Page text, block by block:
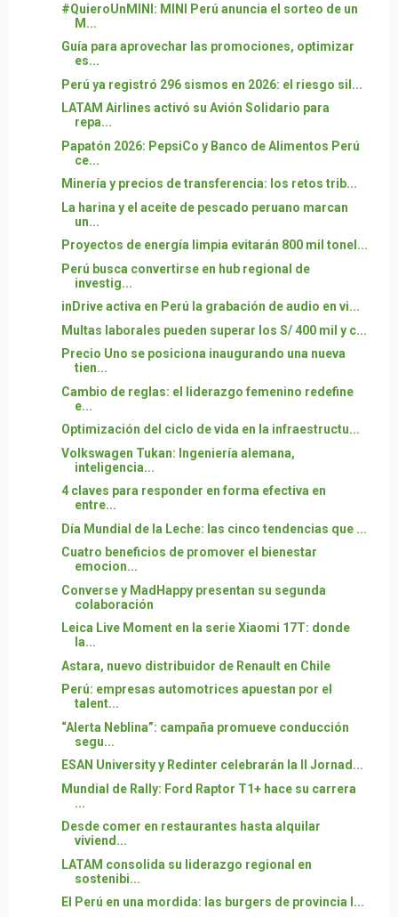
#QuieroUnMINI: MINI Perú anuncia el sorteo de un
M...
Guía para aprovechar las promociones, optimizar
es...
Perú ya registró 296 sismos en 2026: el riesgo sil...
LATAM Airlines activó su Avión Solidario para
repa...
Papatón 2026: PepsiCo y Banco de Alimentos Perú
ce...
Minería y precios de transferencia: los retos trib...
La harina y el aceite de pescado peruano marcan
un...
Proyectos de energía limpia evitarán 800 mil tonel...
Perú busca convertirse en hub regional de
investig...
inDrive activa en Perú la grabación de audio en vi...
Multas laborales pueden superar los S/ 400 mil y c...
Precio Uno se posiciona inaugurando una nueva
tien...
Cambio de reglas: el liderazgo femenino redefine
e...
Optimización del ciclo de vida en la infraestructu...
Volkswagen Tukan: Ingeniería alemana,
inteligencia...
4 claves para responder en forma efectiva en
entre...
Día Mundial de la Leche: las cinco tendencias que ...
Cuatro beneficios de promover el bienestar
emocion...
Converse y MadHappy presentan su segunda
colaboración
Leica Live Moment en la serie Xiaomi 17T: donde
la...
Astara, nuevo distribuidor de Renault en Chile
Perú: empresas automotrices apuestan por el
talent...
“Alerta Neblina”: campaña promueve conducción
segu...
ESAN University y Redinter celebrarán la II Jornad...
Mundial de Rally: Ford Raptor T1+ hace su carrera
...
Desde comer en restaurantes hasta alquilar
viviend...
LATAM consolida su liderazgo regional en
sostenibi...
El Perú en una mordida: las burgers de provincia l...